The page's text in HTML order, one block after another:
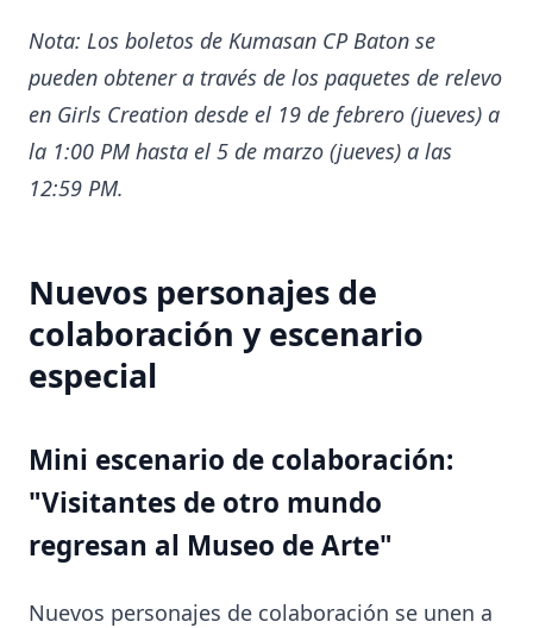
Nota: Los boletos de Kumasan CP Baton se
pueden obtener a través de los paquetes de relevo
en Girls Creation desde el 19 de febrero (jueves) a
la 1:00 PM hasta el 5 de marzo (jueves) a las
12:59 PM.
Nuevos personajes de
colaboración y escenario
especial
Mini escenario de colaboración:
"Visitantes de otro mundo
regresan al Museo de Arte"
Nuevos personajes de colaboración se unen a